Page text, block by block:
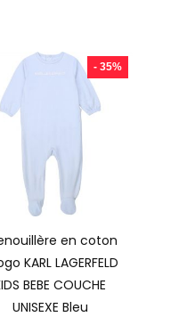
- 35%
en coton
KARL LAGERFELD
BEBE COUCHE
UNISEXE Bleu